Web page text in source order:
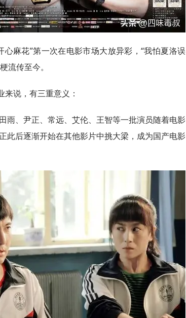
麻花”第一次在电影市场大放异彩，“我怕夏洛误
流传至今。
来说，有三重意义：
雨、尹正、常远、艾伦、王智等一批演员随着电影
此后逐渐开始在其他影片中挑大梁，成为国产电影